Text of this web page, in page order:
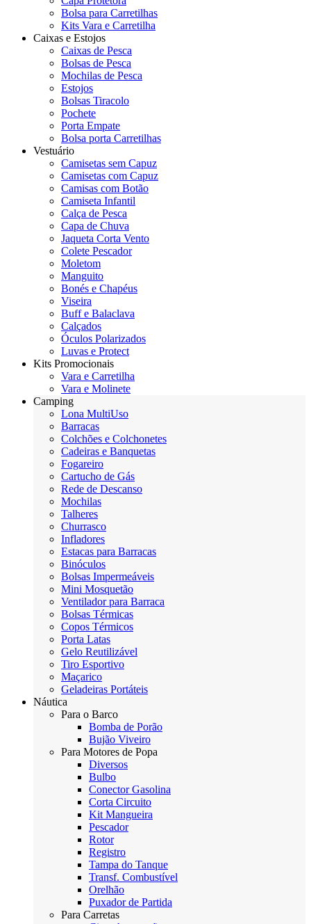
Bolsa para Carretilhas
Kits Vara e Carretilha
Caixas e Estojos
Caixas de Pesca
Bolsas de Pesca
Mochilas de Pesca
Estojos
Bolsas Tiracolo
Pochete
Porta Empate
Bolsa porta Carretilhas
Vestuário
Camisetas sem Capuz
Camisetas com Capuz
Camisas com Botão
Camiseta Infantil
Calça de Pesca
Capa de Chuva
Jaqueta Corta Vento
Colete Pescador
Moletom
Manguito
Bonés e Chapéus
Viseira
Buff e Balaclava
Calçados
Óculos Polarizados
Luvas e Protect
Kits Promocionais
Vara e Carretilha
Vara e Molinete
Camping
Lona MultiUso
Barracas
Colchões e Colchonetes
Cadeiras e Banquetas
Fogareiro
Cartucho de Gás
Rede de Descanso
Mochilas
Talheres
Churrasco
Infladores
Estacas para Barracas
Binóculos
Bolsas Impermeáveis
Mini Mosquetão
Ventilador para Barraca
Bolsas Térmicas
Copos Térmicos
Porta Latas
Gelo Reutilizável
Tiro Esportivo
Maçarico
Geladeiras Portáteis
Náutica
Para o Barco
Bomba de Porão
Bujão Viveiro
Para Motores de Popa
Diversos
Bulbo
Conector Gasolina
Corta Circuito
Kit Mangueira
Pescador
Rotor
Registro
Tampa do Tanque
Transf. Combustível
Orelhão
Puxador de Partida
Para Carretas